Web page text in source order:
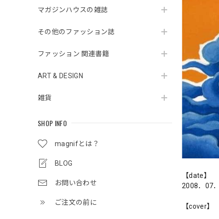
マガジンハウスの雑誌
その他のファッション誌
ファッション 関連書籍
ART & DESIGN
雑貨
SHOP INFO
magnifとは？
BLOG
お問い合わせ
ご注文の前に
【date】
2008．07
【cover】